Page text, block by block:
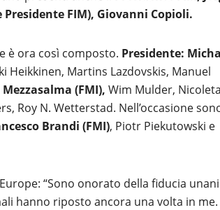
Presidente FIM), Giovanni Copioli.
è ora così composto. Presidente:
Heikkinen, Martins Lazdovskis, Manuel
(FMI), Wim Mulder, Nicoleta
Roy N. Wetterstad. Nell’occasione
Brandi (FMI), Piotr Piekutowski e
“Sono onorato della fiducia
hanno riposto ancora una volta in me.